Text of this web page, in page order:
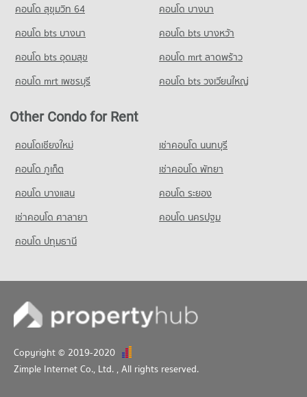
คอนโด สุขุมวิท 64
คอนโด บางนา
คอนโด bts บางนา
คอนโด bts บางหว้า
คอนโด bts อุดมสุข
คอนโด mrt ลาดพร้าว
คอนโด mrt เพชรบุรี
คอนโด bts วงเวียนใหญ่
Other Condo for Rent
คอนโดเชียงใหม่
เช่าคอนโด นนทบุรี
คอนโด ภูเก็ต
เช่าคอนโด พัทยา
คอนโด บางแสน
คอนโด ระยอง
เช่าคอนโด ศาลายา
คอนโด นครปฐม
คอนโด ปทุมธานี
Copyright © 2019-2020
Zimple Internet Co., Ltd. , All rights reserved.